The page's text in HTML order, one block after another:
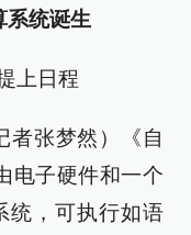
系统诞生
上日程
者张梦然）《自
电子硬件和一个
统，可执行如语